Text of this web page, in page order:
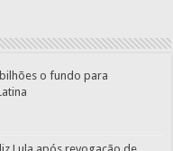
o fundo para